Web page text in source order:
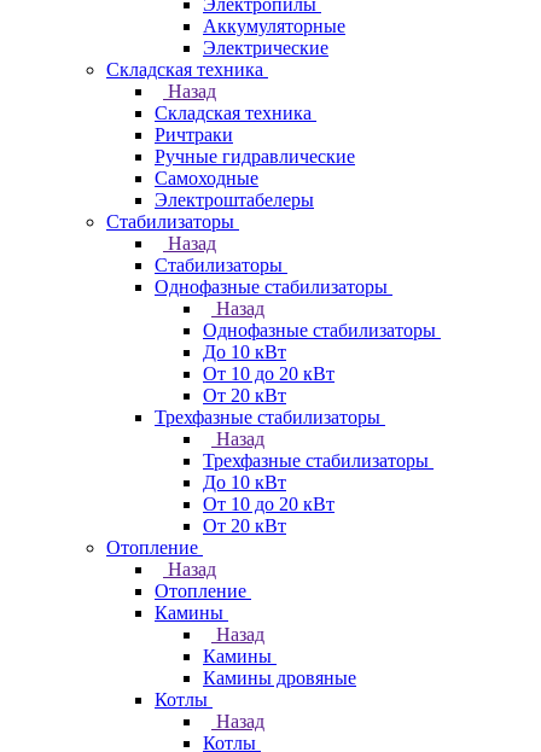
Электропилы
Аккумуляторные
Электрические
Складская техника
Назад
Складская техника
Ричтраки
Ручные гидравлические
Самоходные
Электроштабелеры
Стабилизаторы
Назад
Стабилизаторы
Однофазные стабилизаторы
Назад
Однофазные стабилизаторы
До 10 кВт
От 10 до 20 кВт
От 20 кВт
Трехфазные стабилизаторы
Назад
Трехфазные стабилизаторы
До 10 кВт
От 10 до 20 кВт
От 20 кВт
Отопление
Назад
Отопление
Камины
Назад
Камины
Камины дровяные
Котлы
Назад
Котлы